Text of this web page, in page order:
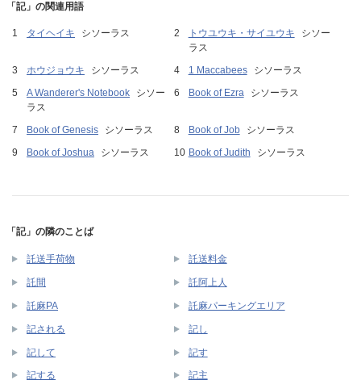
「記」の関連用語
タイヘイキ シソーラス トウユウキ・サイユウキ
シソー
ラス
ホウジョウキ
シソーラス 1 Maccabees
シソーラス
A Wanderer's Notebook
シソー
ラス
Book of Ezra シソーラス
Book of Genesis シソーラス Book of Job
シソーラス
Book of Joshua
シソーラス Book of Judith シソーラス
「記」の隣のことば
託送手荷物 託送料金
託間 託阿上人
託麻PA 託麻パーキングエリア
記される 記し
記して 記す
記する 記主